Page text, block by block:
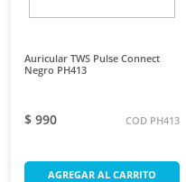
Auricular TWS Pulse Connect
Negro PH413
$ 990 COD PH413
AGREGAR AL CARRITO